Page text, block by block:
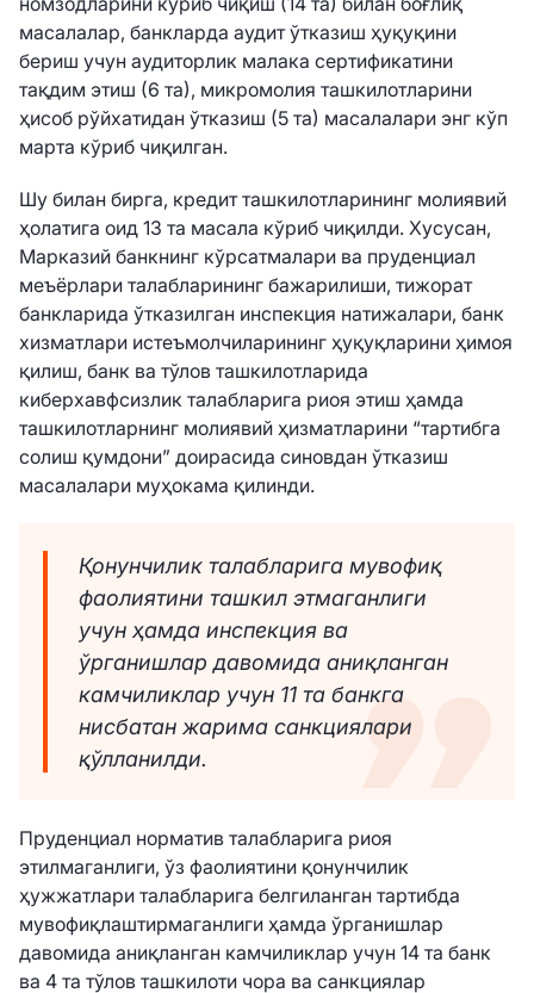
масалалар, банкларда аудит ўтказиш ҳуқуқини
бериш учун аудиторлик малака сертификатини
тақдим этиш (6 та), микромолия ташкилотларини
ҳисоб рўйхатидан ўтказиш (5 та) масалалари энг кўп
марта кўриб чиқилган.
Шу билан бирга, кредит ташкилотларининг молиявий
ҳолатига оид 13 та масала кўриб чиқилди. Хусусан,
Марказий банкнинг кўрсатмалари ва пруденциал
меъёрлари талабларининг бажарилиши, тижорат
банкларида ўтказилган инспекция натижалари, банк
хизматлари истеъмолчиларининг ҳуқуқларини ҳимоя
қилиш, банк ва тўлов ташкилотларида
киберхавфсизлик талабларига риоя этиш ҳамда
ташкилотларнинг молиявий ҳизматларини “тартибга
солиш қумдони” доирасида синовдан ўтказиш
масалалари муҳокама қилинди.
Қонунчилик талабларига мувофиқ
фаолиятини ташкил этмаганлиги
учун ҳамда инспекция ва
ўрганишлар давомида аниқланган
камчиликлар учун 11 та банкга
нисбатан жарима санкциялари
қўлланилди.
Пруденциал норматив талабларига риоя
этилмаганлиги, ўз фаолиятини қонунчилик
ҳужжатлари талабларига белгиланган тартибда
мувофиқлаштирмаганлиги ҳамда ўрганишлар
давомида аниқланган камчиликлар учун 14 та банк
ва 4 та тўлов ташкилоти чора ва санкциялар